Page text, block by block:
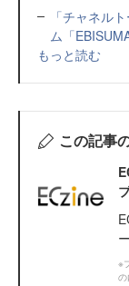
「チャネル
ム「
もっと読む
この記事
※